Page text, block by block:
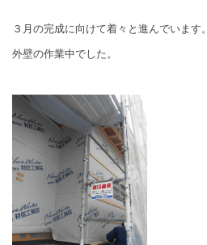
３月の完成に向けて着々と進んでいます。
外壁の作業中でした。